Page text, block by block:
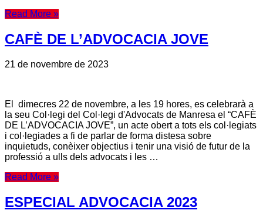
Read More »
CAFÈ DE L’ADVOCACIA JOVE
21 de novembre de 2023
El dimecres 22 de novembre, a les 19 hores, es celebrarà a
la seu Col·legi del Col·legi d'Advocats de Manresa el “CAFÈ
DE L’ADVOCACIA JOVE”, un acte obert a tots els col·legiats
i col·legiades a fi de parlar de forma distesa sobre
inquietuds, conèixer objectius i tenir una visió de futur de la
professió a ulls dels advocats i les …
Read More »
ESPECIAL ADVOCACIA 2023